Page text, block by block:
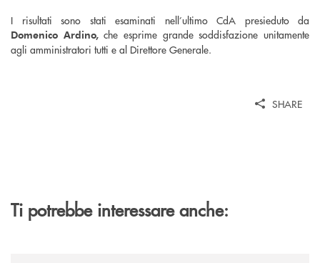
I risultati sono stati esaminati nell’ultimo CdA presieduto da
Domenico Ardino,che esprime grande soddisfazione unitamente
agli amministratori tutti e al Direttore Generale.
SHARE
Ti potrebbe interessare anche: